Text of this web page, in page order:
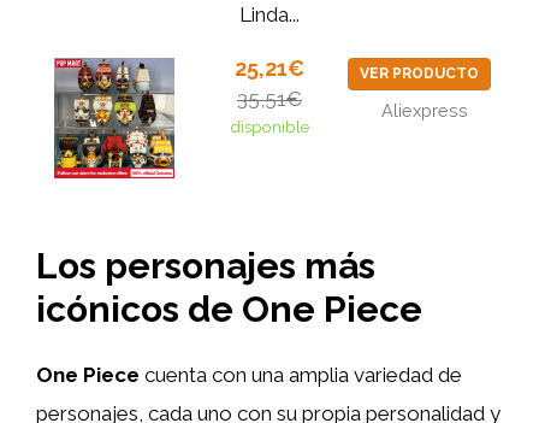
Linda...
25,21€
35,51€
disponible
VER PRODUCTO
Aliexpress
Los personajes más
icónicos de One Piece
One Piece cuenta con una amplia variedad de
personajes, cada uno con su propia personalidad y